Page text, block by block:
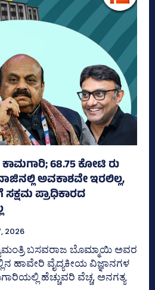
68.75 ಕೋಟಿ ರು
ಅವಕಾಶವೇ ಇರಲಿಲ್ಲ,
ಪ್ರಾಧಿಕಾರದ
2026
ಬಸವರಾಜ ಬೊಮ್ಮಾಯಿ ಅವರ
ಹಾವೇರಿ ವೈದ್ಯಕೀಯ ವಿಜ್ಞಾನಗಳ
ಹೆಚ್ಚುವರಿ ವೆಚ್ಚ, ಅನಗತ್ಯ